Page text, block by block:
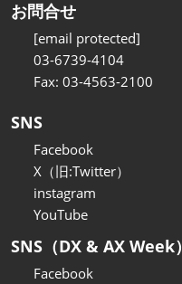
お問合せ
[email protected]
03-6739-4104
Fax: 03-4563-2100
SNS
Facebook
X（旧:Twitter）
instagram
YouTube
SNS（DX & AX Week）
Facebook